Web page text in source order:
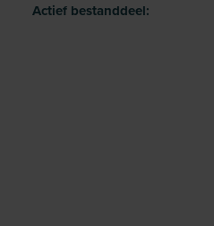
Actief bestanddeel: